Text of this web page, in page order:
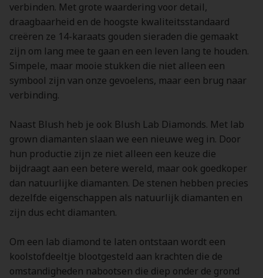
verbinden. Met grote waardering voor detail,
draagbaarheid en de hoogste kwaliteitsstandaard
creëren ze 14-karaats gouden sieraden die gemaakt
zijn om lang mee te gaan en een leven lang te houden.
Simpele, maar mooie stukken die niet alleen een
symbool zijn van onze gevoelens, maar een brug naar
verbinding.
Naast Blush heb je ook Blush Lab Diamonds. Met lab
grown diamanten slaan we een nieuwe weg in. Door
hun productie zijn ze niet alleen een keuze die
bijdraagt aan een betere wereld, maar ook goedkoper
dan natuurlijke diamanten. De stenen hebben precies
dezelfde eigenschappen als natuurlijk diamanten en
zijn dus echt diamanten.
Om een lab diamond te laten ontstaan wordt een
koolstofdeeltje blootgesteld aan krachten die de
omstandigheden nabootsen die diep onder de grond